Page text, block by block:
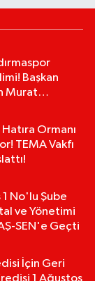
Başkan
Murat
Ormanı
TEMA Vakfı
1 No'lu Şube
SEN'e Geçti
İçin Geri
1 Ağustos